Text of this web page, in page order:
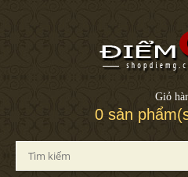
Giỏ
0 sản